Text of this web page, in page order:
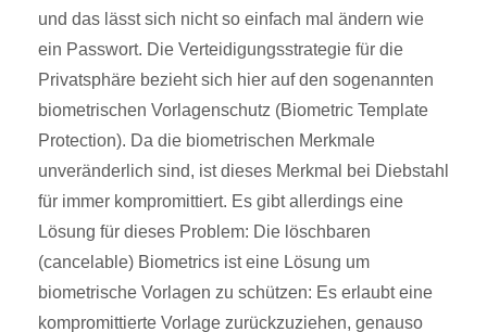
und das lässt sich nicht so einfach mal ändern wie
ein Passwort. Die Verteidigungsstrategie für die
Privatsphäre bezieht sich hier auf den sogenannten
biometrischen Vorlagenschutz (Biometric Template
Protection). Da die biometrischen Merkmale
unveränderlich sind, ist dieses Merkmal bei Diebstahl
für immer kompromittiert. Es gibt allerdings eine
Lösung für dieses Problem: Die löschbaren
(cancelable) Biometrics ist eine Lösung um
biometrische Vorlagen zu schützen: Es erlaubt eine
kompromittierte Vorlage zurückzuziehen, genauso